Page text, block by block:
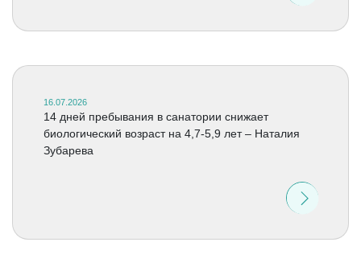
16.07.2026
14 дней пребывания в санатории снижает
биологический возраст на 4,7-5,9 лет – Наталия
Зубарева